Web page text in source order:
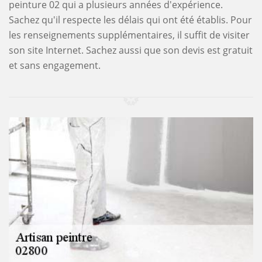
peinture 02 qui a plusieurs années d'expérience.
Sachez qu'il respecte les délais qui ont été établis. Pour
les renseignements supplémentaires, il suffit de visiter
son site Internet. Sachez aussi que son devis est gratuit
et sans engagement.